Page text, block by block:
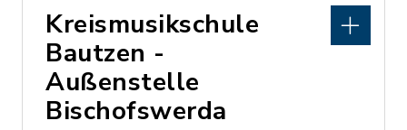
Kreismusikschule
Bautzen -
Außenstelle
Bischofswerda